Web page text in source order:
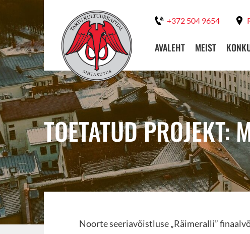
+372 504 9654
AVALEHT MEIST
TOETATUD PROJEKT:
Noorte seeriavõistluse „Räimeralli”